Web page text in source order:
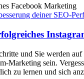
Facebook Marketing
und Sie werden
Marketing sein.
zu lernen und sich